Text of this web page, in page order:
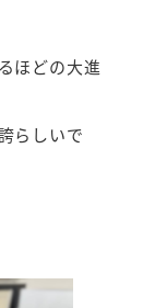
ほどの大進
らしいで